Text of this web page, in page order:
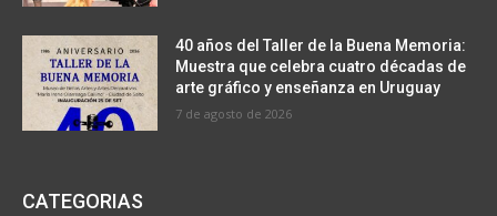
40 años del Taller de la Buena Memoria:
Muestra que celebra cuatro décadas de
arte gráfico y enseñanza en Uruguay
7 de agosto de 2026
CATEGORIAS